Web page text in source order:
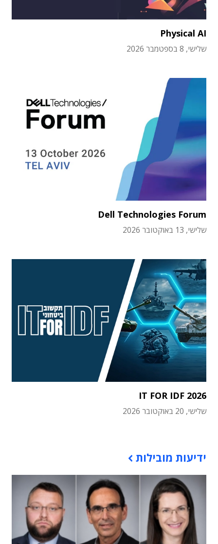
Physical AI
שלישי, 8 בספטמבר 2026
Dell Technologies Forum
שלישי, 13 באוקטובר 2026
IT FOR IDF 2026
שלישי, 20 באוקטובר 2026
ידיעות מובילות